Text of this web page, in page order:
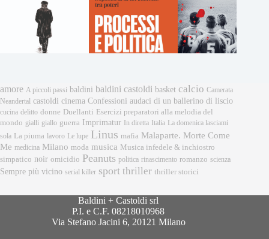
amore A piccoli passi baldini baldini castoldi basket calcio Camerata
Neandertal castoldi cinema Confessioni audaci di un ballerino di liscio
cucina delitto donne Duellanti Esercizi preparatori alla melodia del
mondo gialli giallo guerra Imprimatur In diretta Italia La domenica lasciami
sola La piuma lavoro Le lupe Linus mafia Malaparte. Morte Come
Me medicina Milano moda musica Musica infedele & inchiostro
simpatico noir omicidio Peanuts politica rinascimento romanzo scienza
Sempre più vicino serial killer sport thriller thriller storici
Baldini + Castoldi srl
P.I. e C.F. 08218010968
Via Stefano Jacini 6, 20121 Milano